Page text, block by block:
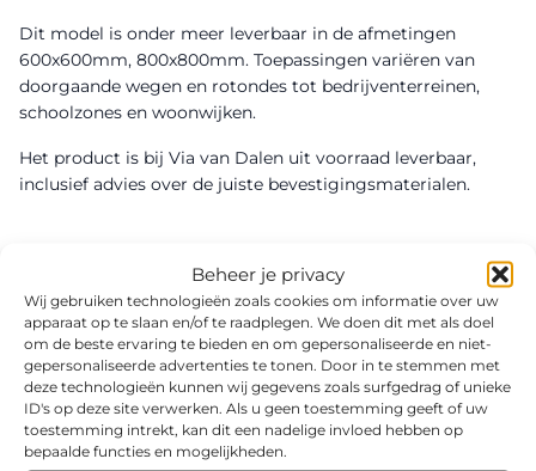
Beheer je privacy
Wij gebruiken technologieën zoals cookies om informatie over uw
apparaat op te slaan en/of te raadplegen. We doen dit met als doel
om de beste ervaring te bieden en om gepersonaliseerde en niet-
gepersonaliseerde advertenties te tonen. Door in te stemmen met
deze technologieën kunnen wij gegevens zoals surfgedrag of unieke
ID's op deze site verwerken. Als u geen toestemming geeft of uw
toestemming intrekt, kan dit een nadelige invloed hebben op
bepaalde functies en mogelijkheden.
Dit model is onder meer leverbaar in de afmetingen
600x600mm, 800x800mm. Toepassingen variëren van
doorgaande wegen en rotondes tot bedrijventerreinen,
schoolzones en woonwijken.
Het product is bij Via van Dalen uit voorraad leverbaar,
inclusief advies over de juiste bevestigingsmaterialen.